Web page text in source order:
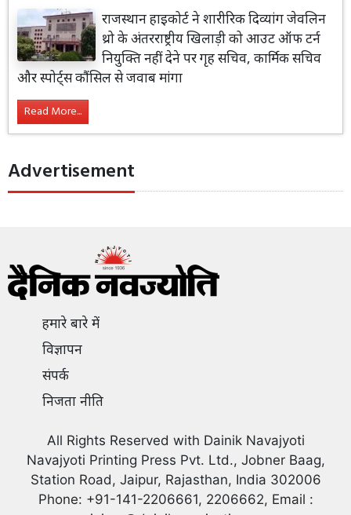
राजस्थान हाइकोर्ट ने शारीरिक दिव्यांग जेवलिन
थ्रो के अंतरराष्ट्रीय खिलाड़ी को आउट ऑफ टर्न
नियुक्ति नहीं देने पर गृह सचिव, कार्मिक सचिव
और स्पोर्ट्स कौंसिल से जवाब मांगा
Read More...
Advertisement
हमारे बारे में
विज्ञापन
संपर्क
निजता नीति
All Rights Reserved with Dainik Navajyoti
Navajyoti Printing Press Pvt. Ltd., Jobner Baag,
Station Road, Jaipur, Rajasthan, India 302006
Phone: +91-141-2206661, 2206662, Email :